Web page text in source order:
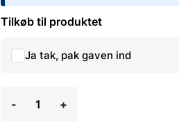
Tilkøb til produktet
Ja tak, pak gaven ind
-
SORT
+